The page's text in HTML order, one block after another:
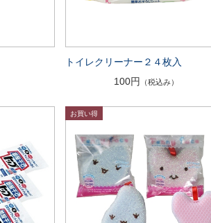
トイレクリーナー２４枚入
100円
（税込み）